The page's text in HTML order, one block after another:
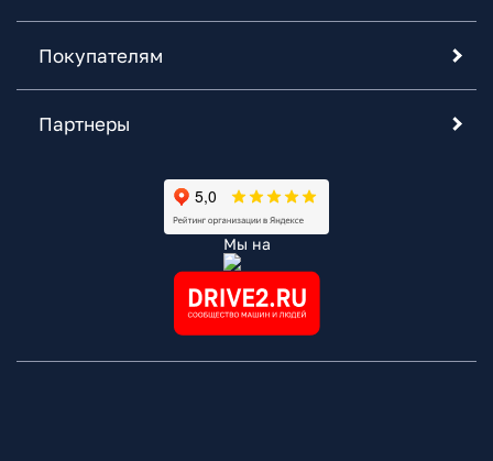
Покупателям
Партнеры
Мы на